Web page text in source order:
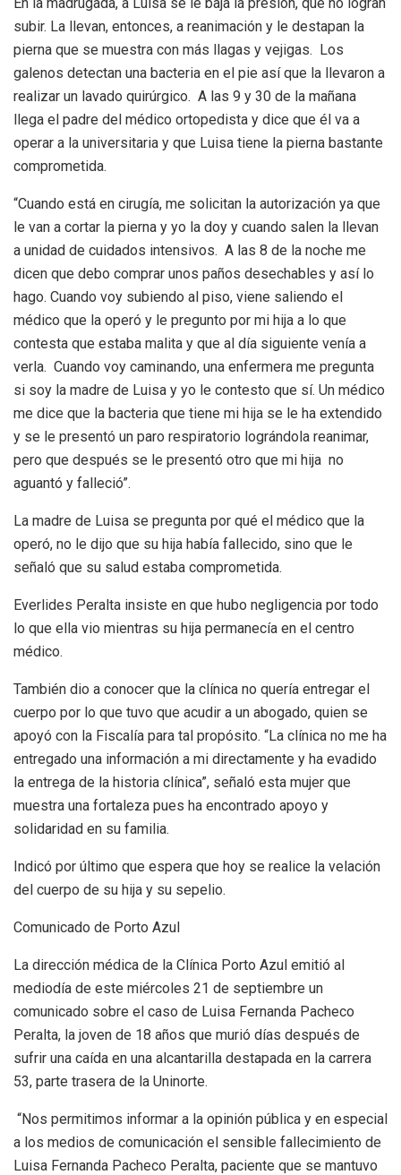
subir. La llevan, entonces, a reanimación y le destapan la
pierna que se muestra con más llagas y vejigas. Los
galenos detectan una bacteria en el pie así que la llevaron a
realizar un lavado quirúrgico. A las 9 y 30 de la mañana
llega el padre del médico ortopedista y dice que él va a
operar a la universitaria y que Luisa tiene la pierna bastante
comprometida.
“Cuando está en cirugía, me solicitan la autorización ya que
le van a cortar la pierna y yo la doy y cuando salen la llevan
a unidad de cuidados intensivos. A las 8 de la noche me
dicen que debo comprar unos paños desechables y así lo
hago. Cuando voy subiendo al piso, viene saliendo el
médico que la operó y le pregunto por mi hija a lo que
contesta que estaba malita y que al día siguiente venía a
verla. Cuando voy caminando, una enfermera me pregunta
si soy la madre de Luisa y yo le contesto que sí. Un médico
me dice que la bacteria que tiene mi hija se le ha extendido
y se le presentó un paro respiratorio lográndola reanimar,
pero que después se le presentó otro que mi hija no
aguantó y falleció”.
La madre de Luisa se pregunta por qué el médico que la
operó, no le dijo que su hija había fallecido, sino que le
señaló que su salud estaba comprometida.
Everlides Peralta insiste en que hubo negligencia por todo
lo que ella vio mientras su hija permanecía en el centro
médico.
También dio a conocer que la clínica no quería entregar el
cuerpo por lo que tuvo que acudir a un abogado, quien se
apoyó con la Fiscalía para tal propósito. “La clínica no me ha
entregado una información a mi directamente y ha evadido
la entrega de la historia clínica”, señaló esta mujer que
muestra una fortaleza pues ha encontrado apoyo y
solidaridad en su familia.
Indicó por último que espera que hoy se realice la velación
del cuerpo de su hija y su sepelio.
Comunicado de Porto Azul
La dirección médica de la Clínica Porto Azul emitió al
mediodía de este miércoles 21 de septiembre un
comunicado sobre el caso de Luisa Fernanda Pacheco
Peralta, la joven de 18 años que murió días después de
sufrir una caída en una alcantarilla destapada en la carrera
53, parte trasera de la Uninorte.
“Nos permitimos informar a la opinión pública y en especial
a los medios de comunicación el sensible fallecimiento de
Luisa Fernanda Pacheco Peralta, paciente que se mantuvo